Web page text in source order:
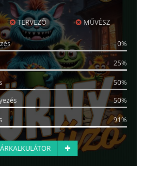
TERVEZŐ MŰVÉSZ
0%
25%
50%
50%
91%
ÁRKALKULÁTOR